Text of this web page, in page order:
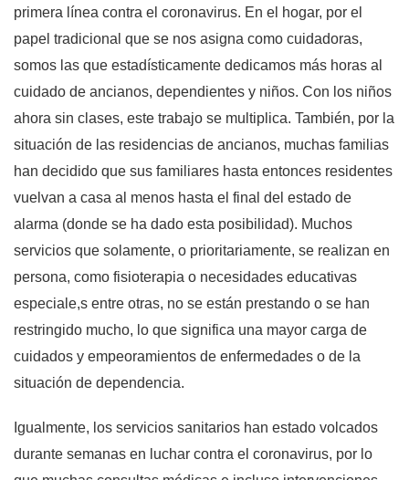
primera línea contra el coronavirus. En el hogar, por el
papel tradicional que se nos asigna como cuidadoras,
somos las que estadísticamente dedicamos más horas al
cuidado de ancianos, dependientes y niños. Con los niños
ahora sin clases, este trabajo se multiplica. También, por la
situación de las residencias de ancianos, muchas familias
han decidido que sus familiares hasta entonces residentes
vuelvan a casa al menos hasta el final del estado de
alarma (donde se ha dado esta posibilidad). Muchos
servicios que solamente, o prioritariamente, se realizan en
persona, como fisioterapia o necesidades educativas
especiale,s entre otras, no se están prestando o se han
restringido mucho, lo que significa una mayor carga de
cuidados y empeoramientos de enfermedades o de la
situación de dependencia.
Igualmente, los servicios sanitarios han estado volcados
durante semanas en luchar contra el coronavirus, por lo